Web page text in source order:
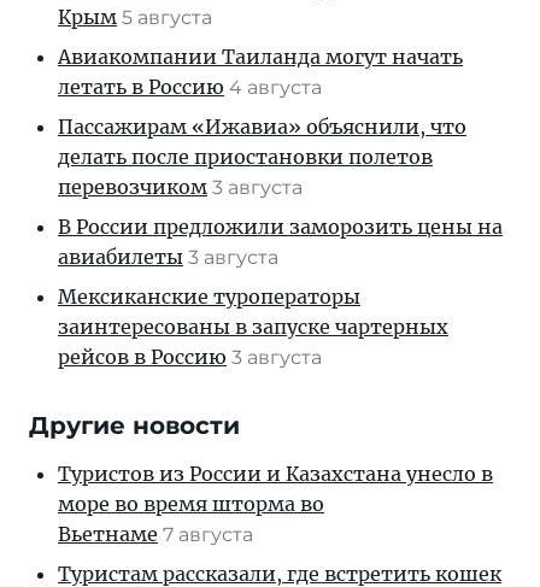
Крым 5 августа
Авиакомпании Таиланда могут начать
летать в Россию 4 августа
Пассажирам «Ижавиа» объяснили, что
делать после приостановки полетов
перевозчиком 3 августа
В России предложили заморозить цены на
авиабилеты 3 августа
Мексиканские туроператоры
заинтересованы в запуске чартерных
рейсов в Россию 3 августа
Другие новости
Туристов из России и Казахстана унесло в
море во время шторма во
Вьетнаме 7 августа
Туристам рассказали, где встретить кошек